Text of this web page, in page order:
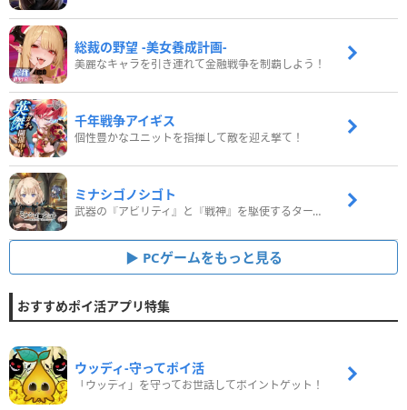
総裁の野望 -美女養成計画-
美麗なキャラを引き連れて金融戦争を制覇しよう！
千年戦争アイギス
個性豊かなユニットを指揮して敵を迎え撃て！
ミナシゴノシゴト
武器の『アビリティ』と『戦神』を駆使するターン制コマンドバトルRPG！
PCゲームをもっと見る
おすすめポイ活アプリ特集
ウッディ‐守ってポイ活
「ウッディ」を守ってお世話してポイントゲット！